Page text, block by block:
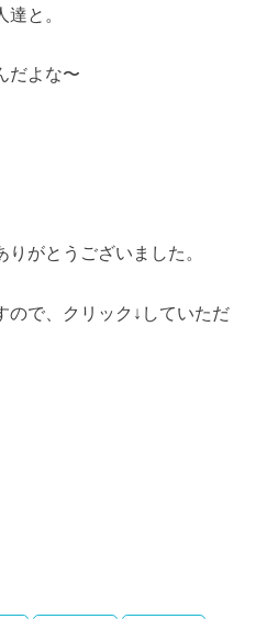
と。
だよな〜
がとうございました。
ので、クリック↓していただ